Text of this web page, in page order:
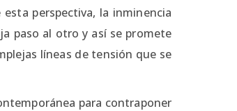
perspectiva, la inminencia
paso al otro y así se promete
líneas de tensión que se
para contraponer